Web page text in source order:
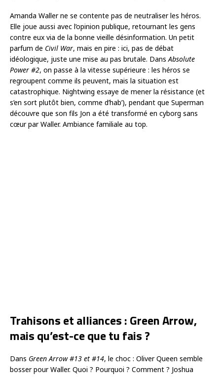
Amanda Waller ne se contente pas de neutraliser les héros.
Elle joue aussi avec l’opinion publique, retournant les gens
contre eux via de la bonne vieille désinformation. Un petit
parfum de Civil War, mais en pire : ici, pas de débat
idéologique, juste une mise au pas brutale. DansAbsolute
Power #2, on passe à la vitesse supérieure : les héros se
regroupent comme ils peuvent, mais la situation est
catastrophique. Nightwing essaye de mener la résistance (et
s’en sort plutôt bien, comme d’hab’), pendant que Superman
découvre que son fils Jon a été transformé en cyborg sans
cœur par Waller. Ambiance familiale au top.
Trahisons et alliances : Green Arrow,
mais qu’est-ce que tu fais ?
Dans Green Arrow #13 et #14, le choc : Oliver Queen semble
bosser pour Waller. Quoi ? Pourquoi ? Comment ? Joshua